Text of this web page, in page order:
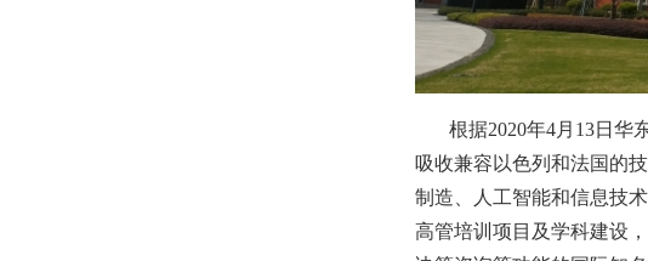
根据2020年4月 13日华
吸收兼容以色列和法国的
制造、人工智能和信息技
高管培训项目及学科建设